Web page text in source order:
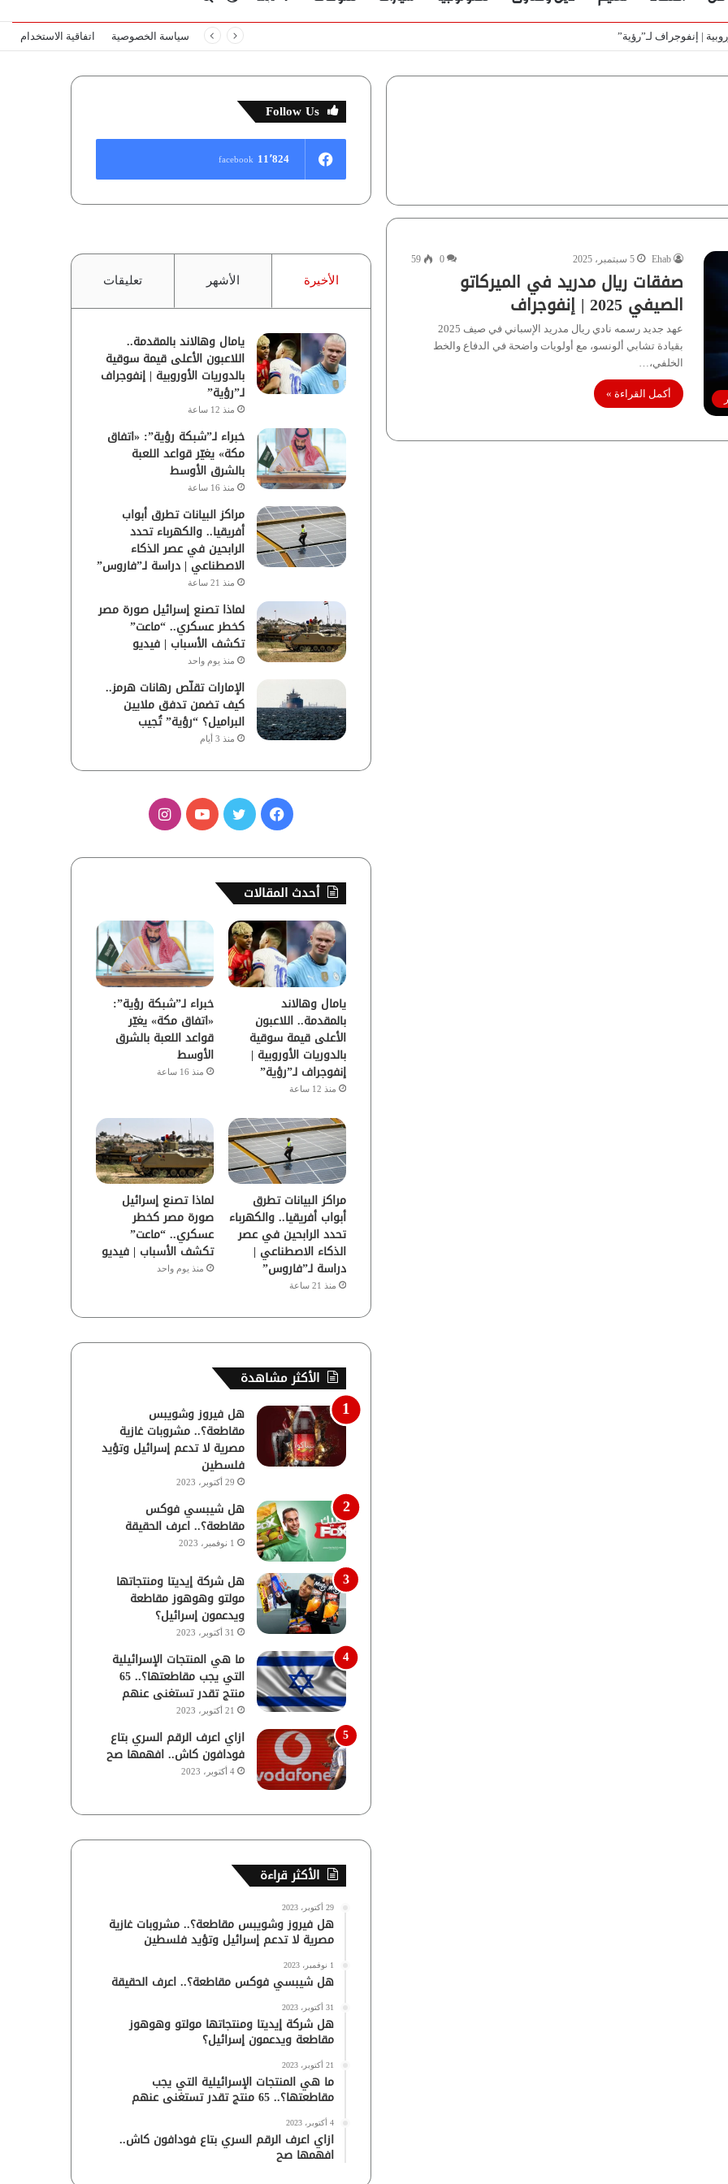
المظلم
سياسة الخصوصية اتفاقية الاستخدام
Ehab 5 سبتمبر، 2025 0
59
صفقات ريال مدريد في الميركاتو
الصيفي 2025 | إنفوجراف
عهد جديد رسمه نادي ريال مدريد الإسباني في صيف 2025
بقيادة تشابي ألونسو، مع أولويات واضحة في الدفاع والخط
الخلفي،…
أكمل القراءة »
Follow Us
11٬824 facebook
الأخيرة الأشهر تعليقات
يامال وهالاند بالمقدمة..
اللاعبون الأعلى قيمة سوقية
بالدوريات الأوروبية | إنفوجراف
لـ”رؤية”
منذ 12 ساعة
خبراء لـ”شبكة رؤية”: «اتفاق
مكة» يغيّر قواعد اللعبة
بالشرق الأوسط
منذ 16 ساعة
مراكز البيانات تطرق أبواب
أفريقيا.. والكهرباء تحدد
الرابحين في عصر الذكاء
الاصطناعي | دراسة لـ”فاروس”
منذ 21 ساعة
لماذا تصنع إسرائيل صورة مصر
كخطر عسكري.. “ماعت”
تكشف الأسباب | فيديو
منذ يوم واحد
الإمارات تقلّص رهانات هرمز..
كيف تضمن تدفق ملايين
البراميل؟ “رؤية” تُجيب
منذ 3 أيام
ف
س
و
ك
ي
ر
ب
ا
ق
ر
ا
م
أحدث المقالات
يامال وهالاند
بالمقدمة.. اللاعبون
الأعلى قيمة سوقية
بالدوريات الأوروبية |
إنفوجراف لـ”رؤية”
منذ 12 ساعة
خبراء لـ”شبكة رؤية”:
«اتفاق مكة» يغيّر
قواعد اللعبة بالشرق
الأوسط
منذ 16 ساعة
مراكز البيانات تطرق
أبواب أفريقيا.. والكهرباء
تحدد الرابحين في عصر
الذكاء الاصطناعي |
دراسة لـ”فاروس”
منذ 21 ساعة
لماذا تصنع إسرائيل
صورة مصر كخطر
عسكري.. “ماعت”
تكشف الأسباب | فيديو
منذ يوم واحد
الأكثر مشاهدة
هل فيروز وشويبس
مقاطعة؟.. مشروبات غازية
مصرية لا تدعم إسرائيل وتؤيد
فلسطين
29 أكتوبر، 2023
هل شيبسي فوكس
مقاطعة؟.. اعرف الحقيقة
1 نوفمبر، 2023
هل شركة إيديتا ومنتجاتها
مولتو وهوهوز مقاطعة
ويدعمون إسرائيل؟
31 أكتوبر، 2023
ما هي المنتجات الإسرائيلية
التي يجب مقاطعتها؟.. 65
منتج تقدر تستغنى عنهم
21 أكتوبر، 2023
ازاي اعرف الرقم السري بتاع
فودافون كاش.. افهمها صح
4 أكتوبر، 2023
الأكثر قراءة
29 أكتوبر، 2023
هل فيروز وشويبس مقاطعة؟.. مشروبات غازية
مصرية لا تدعم إسرائيل وتؤيد فلسطين
1 نوفمبر، 2023
هل شيبسي فوكس مقاطعة؟.. اعرف الحقيقة
31 أكتوبر، 2023
هل شركة إيديتا ومنتجاتها مولتو وهوهوز
مقاطعة ويدعمون إسرائيل؟
21 أكتوبر، 2023
ما هي المنتجات الإسرائيلية التي يجب
مقاطعتها؟.. 65 منتج تقدر تستغنى عنهم
4 أكتوبر، 2023
ازاي اعرف الرقم السري بتاع فودافون كاش..
افهمها صح